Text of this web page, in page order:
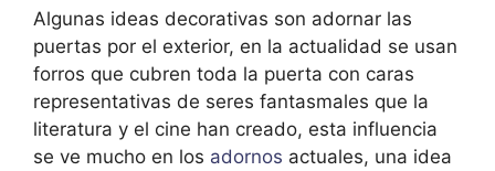
Algunas ideas decorativas son adornar las
puertas por el exterior, en la actualidad se usan
forros que cubren toda la puerta con caras
representativas de seres fantasmales que la
literatura y el cine han creado, esta influencia
se ve mucho en los adornos actuales, una idea